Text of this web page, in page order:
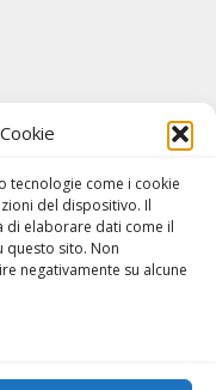
tecnologie come i cookie
del dispositivo. Il
di elaborare dati come il
questo sito. Non
negativamente su alcune